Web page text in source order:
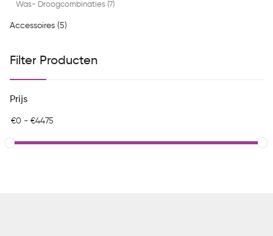
Was- Droogcombinaties (7)
Accessoires (5)
Filter Producten
Prijs